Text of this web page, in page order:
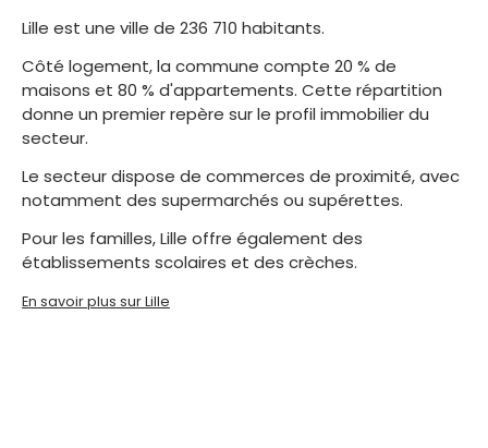
Lille est une ville de 236 710 habitants.
Côté logement, la commune compte 20 % de
maisons et 80 % d'appartements. Cette répartition
donne un premier repère sur le profil immobilier du
secteur.
Le secteur dispose de commerces de proximité, avec
notamment des supermarchés ou supérettes.
Pour les familles, Lille offre également des
établissements scolaires et des crèches.
En savoir plus sur Lille